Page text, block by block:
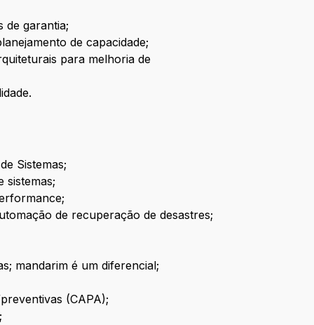
de garantia;
de capacidade;
para melhoria de
Sistemas;
sistemas;
de recuperação de desastres;
mandarim é um diferencial;
(CAPA);